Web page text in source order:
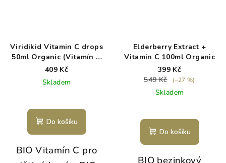
Viridikid Vitamin C drops
50ml Organic (Vitamín C
pro děti)
409 Kč
Skladem
Do košíku
BIO Vitamín C pro
Elderberry Extract +
Vitamin C 100ml Organic
399 Kč
549 Kč
(–27 %)
Skladem
Do košíku